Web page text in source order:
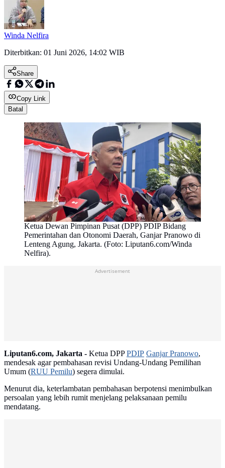
Winda Nelfira
Diterbitkan: 01 Juni 2026, 14:02 WIB
Share
Copy Link
Batal
Ketua Dewan Pimpinan Pusat (DPP) PDIP Bidang
Pemerintahan dan Otonomi Daerah, Ganjar Pranowo di
Lenteng Agung, Jakarta. (Foto: Liputan6.com/Winda
Nelfira).
Advertisement
Liputan6.com, Jakarta - Ketua DPPPDIP Ganjar Pranowo,
mendesak agar pembahasan revisi Undang-Undang Pemilihan
Umum (RUU Pemilu) segera dimulai.
Menurut dia, keterlambatan pembahasan berpotensi menimbulkan
persoalan yang lebih rumit menjelang pelaksanaan pemilu
mendatang.